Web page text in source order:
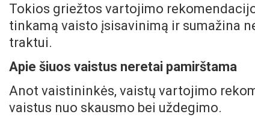
Tokios griežtos vartojimo
tinkamą vaisto įsisavinimą ir sumažina
traktui.
Apie šiuos vaistus neretai pamirštama
Anot vaistininkės, vaistų vartojimo
vaistus nuo skausmo bei uždegimo.